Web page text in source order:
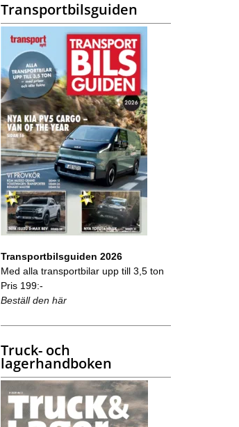
Transportbilsguiden
Transportbilsguiden 2026
Med alla transportbilar upp till 3,5 ton
Pris 199:-
Beställ den här
Truck- och
lagerhandboken